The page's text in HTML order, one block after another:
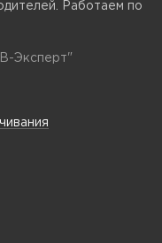
Работаем по
Эксперт"